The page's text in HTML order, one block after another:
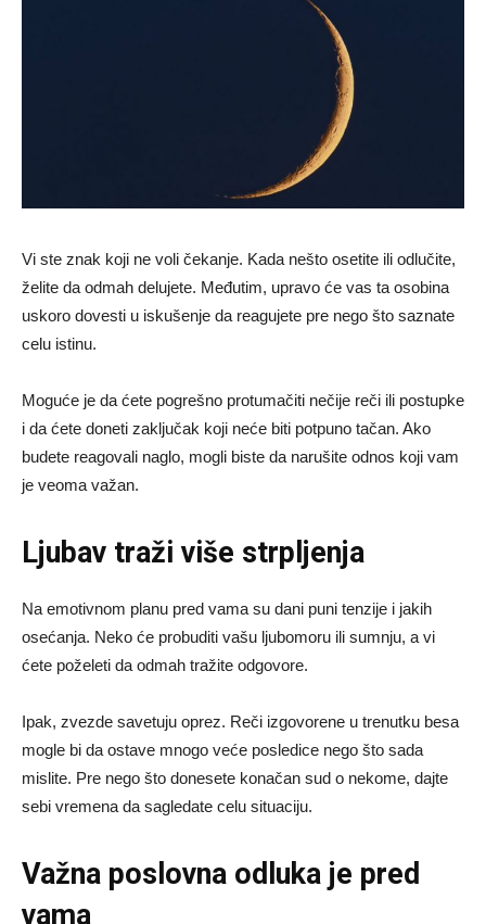
Vi ste znak koji ne voli čekanje. Kada nešto osetite ili odlučite,
želite da odmah delujete. Međutim, upravo će vas ta osobina
uskoro dovesti u iskušenje da reagujete pre nego što saznate
celu istinu.
Moguće je da ćete pogrešno protumačiti nečije reči ili postupke
i da ćete doneti zaključak koji neće biti potpuno tačan. Ako
budete reagovali naglo, mogli biste da narušite odnos koji vam
je veoma važan.
Ljubav traži više strpljenja
Na emotivnom planu pred vama su dani puni tenzije i jakih
osećanja. Neko će probuditi vašu ljubomoru ili sumnju, a vi
ćete poželeti da odmah tražite odgovore.
Ipak, zvezde savetuju oprez. Reči izgovorene u trenutku besa
mogle bi da ostave mnogo veće posledice nego što sada
mislite. Pre nego što donesete konačan sud o nekome, dajte
sebi vremena da sagledate celu situaciju.
Važna poslovna odluka je pred
vama